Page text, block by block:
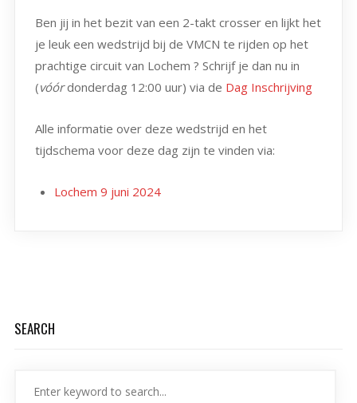
Ben jij in het bezit van een 2-takt crosser en lijkt het
je leuk een wedstrijd bij de VMCN te rijden op het
prachtige circuit van Lochem ? Schrijf je dan nu in
(vóórdonderdag 12:00 uur) via de Dag Inschrijving
Alle informatie over deze wedstrijd en het
tijdschema voor deze dag zijn te vinden via:
Lochem 9 juni 2024
SEARCH